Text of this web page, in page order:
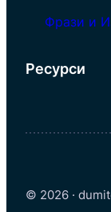
Фрази и
Ресурси
© 2026 ·